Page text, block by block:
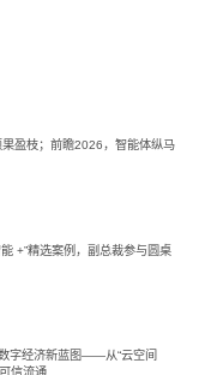
盈枝；前瞻2026，智能体纵马
+”精选案例，副总裁参与圆桌
字经济新蓝图——从“云空间
信流通